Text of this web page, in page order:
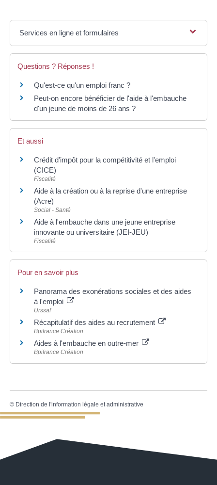
Services en ligne et formulaires
Questions ? Réponses !
Qu'est-ce qu'un emploi franc ?
Peut-on encore bénéficier de l'aide à l'embauche
d'un jeune de moins de 26 ans ?
Et aussi
Crédit d'impôt pour la compétitivité et l'emploi
(CICE)
Fiscalité
Aide à la création ou à la reprise d'une entreprise
(Acre)
Social - Santé
Aide à l'embauche dans une jeune entreprise
innovante ou universitaire (JEI-JEU)
Fiscalité
Pour en savoir plus
Panorama des exonérations sociales et des aides
à l'emploi
Urssaf
Récapitulatif des aides au recrutement
Bpifrance Création
Aides à l'embauche en outre-mer
Bpifrance Création
© Direction de l'information légale et administrative